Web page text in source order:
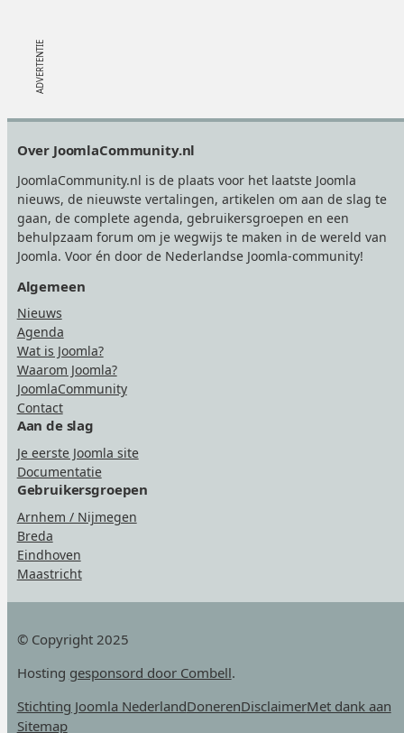
Over JoomlaCommunity.nl
JoomlaCommunity.nl is de plaats voor het laatste Joomla
nieuws, de nieuwste vertalingen, artikelen om aan de slag te
gaan, de complete agenda, gebruikersgroepen en een
behulpzaam forum om je wegwijs te maken in de wereld van
Joomla. Voor én door de Nederlandse Joomla-community!
Algemeen
Nieuws
Agenda
Wat is Joomla?
Waarom Joomla?
JoomlaCommunity
Contact
Aan de slag
Je eerste Joomla site
Documentatie
Gebruikersgroepen
Arnhem / Nijmegen
Breda
Eindhoven
Maastricht
© Copyright 2025
Hosting gesponsord door Combell.
Stichting Joomla NederlandDonerenDisclaimerMet dank aan
Sitemap